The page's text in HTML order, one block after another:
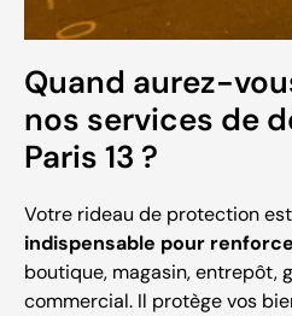
Quand aurez-
nos services de
Paris 13 ?
Votre rideau de protection est
indispensable pour
boutique, magasin, entrepôt,
commercial. Il protège vos